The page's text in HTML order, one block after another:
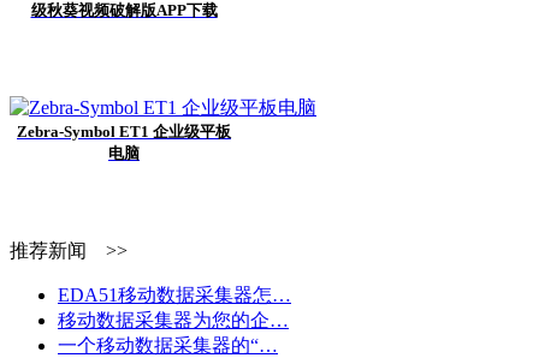
级秋葵视频破解版APP下载
Zebra-Symbol ET1 企业级平板
电脑
推荐新闻 >>
EDA51移动数据采集器怎…
移动数据采集器为您的企…
一个移动数据采集器的“…